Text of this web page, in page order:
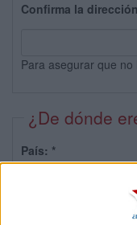
Confirma la
Para asegurar que
¿De dónde
País: *